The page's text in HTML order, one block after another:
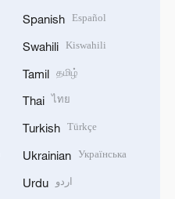
Spanish Español
Swahili Kiswahili
Tamil தமிழ்
Thai ไทย
Turkish Türkçe
Ukrainian Українська
Urdu اردو